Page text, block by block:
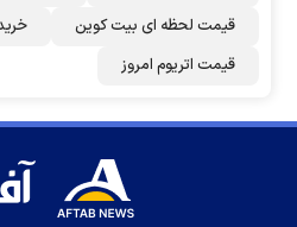
قیمت لحظه ای بیت کوین
قیمت اتریوم امروز